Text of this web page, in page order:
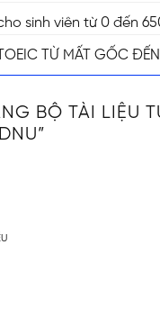
sinh viên từ 0 đến
TỪ MẤT GỐC
BỘ TÀI LIỆU
”